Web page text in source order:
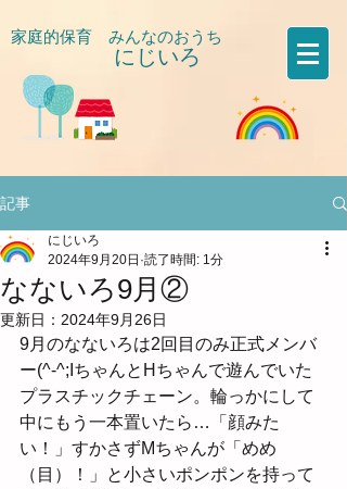
家庭的保育 みんなのおうち
にじいろ
記事
なないろ9月②
にじいろ
2024年9月20日 読了時間: 1分
更新日： 2024年9月26日
9月のなないろは2回目のみ正式メンバ
ー(^-^;IちゃんとHちゃんで遊んでいた
プラスチックチェーン。輪っかにして
中にもう一本置いたら…「顔みた
い！」すかさずMちゃんが「めめ
（目）！」と小さいポンポンを持って